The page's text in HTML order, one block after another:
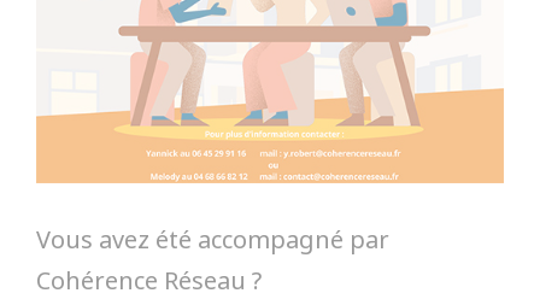
Vous avez été accompagné par
Cohérence Réseau ?